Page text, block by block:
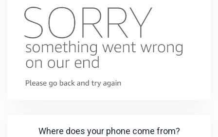
Where does your phone come from?